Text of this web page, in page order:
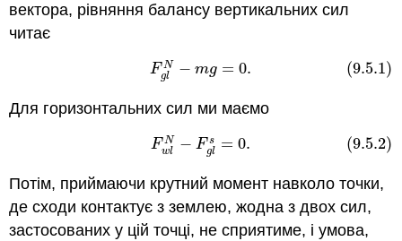
вектора, рівняння балансу вертикальних сил
читає
F N
gl − mg = 0. (9.5.1)
(9.5.1) FglN−m g=
Для горизонтальних сил ми маємо
F N
wl − F s
gl = 0. (9.5.2)
(9.5.2) Fw lN− Fgls
Потім, приймаючи крутний момент навколо точки,
де сходи контактує з землею, жодна з двох сил,
застосованих у цій точці, не сприятиме, і умова,